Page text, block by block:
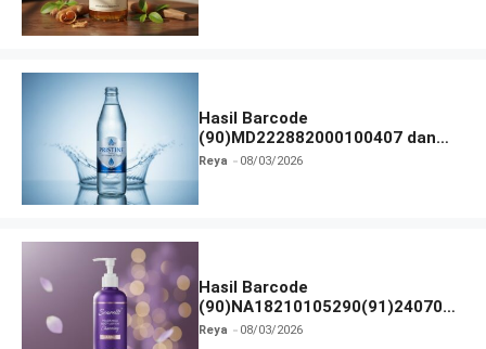
Hasil Barcode
(90)MD222882000100407 dan
Izin BPOM
Reya 08/03/2026
Hasil Barcode
(90)NA18210105290(91)240703
dan Izin BPOM
Reya 08/03/2026